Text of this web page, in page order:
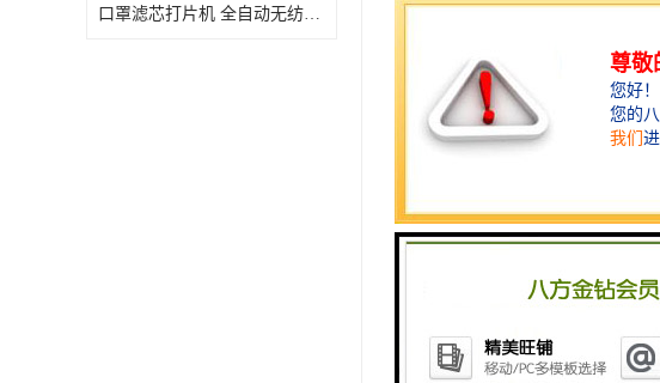
口罩滤芯打片机 全自动无纺布压花压标设备 多层料复合机